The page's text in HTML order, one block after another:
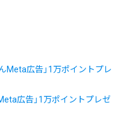
広告」1万ポイントプレゼ